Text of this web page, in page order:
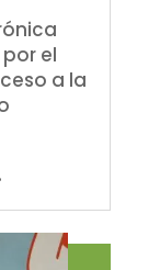
por el
a la